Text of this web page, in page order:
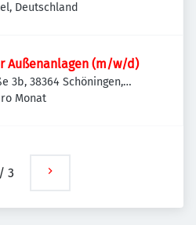
Deutschland
Außenanlagen (m/w/d)
3b, 38364 Schöningen,
Monat
/ 3